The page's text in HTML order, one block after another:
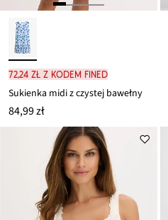
72,24 zł z kodem FINED
Sukienka midi z czystej bawełny
84,99 zł